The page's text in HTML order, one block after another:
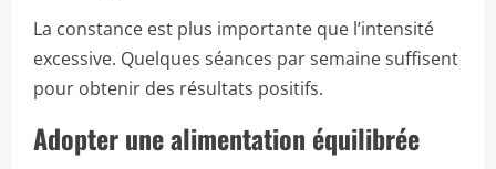
La constance est plus importante que l’intensité
excessive. Quelques séances par semaine suffisent
pour obtenir des résultats positifs.
Adopter une alimentation équilibrée